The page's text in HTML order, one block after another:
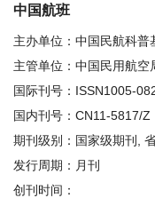
中国航班
主办单位：中国民航科
主管单位：中国民用航空
国际刊号：ISSN1005-
国内刊号：CN11-5817/Z
期刊级别：国家级期刊,
发行周期：月刊
创刊时间：